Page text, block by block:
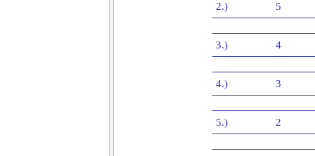
2.) 5
3.) 4
4.) 3
5.) 2